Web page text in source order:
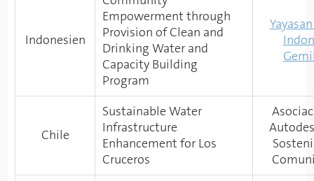
Indonesien
Empowerment through
Provision of Clean and
Drinking Water and
Capacity Building
Program
Chile
Sustainable Water
Infrastructure
Enhancement for Los
Cruceros